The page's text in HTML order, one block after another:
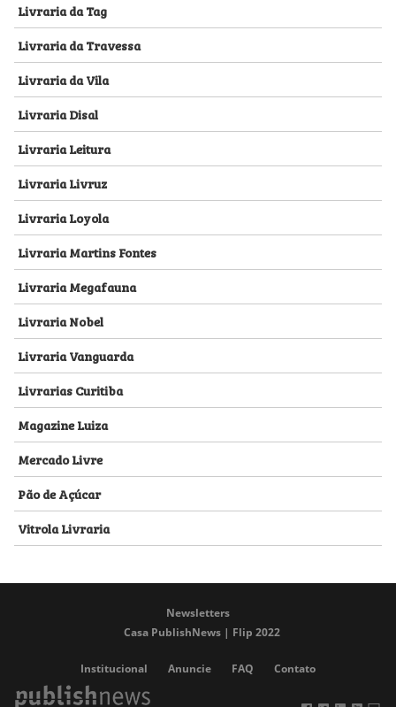
Livraria da Tag
Livraria da Travessa
Livraria da Vila
Livraria Disal
Livraria Leitura
Livraria Livruz
Livraria Loyola
Livraria Martins Fontes
Livraria Megafauna
Livraria Nobel
Livraria Vanguarda
Livrarias Curitiba
Magazine Luiza
Mercado Livre
Pão de Açúcar
Vitrola Livraria
Newsletters
Casa PublishNews | Flip 2022
Institucional Anuncie FAQ Contato